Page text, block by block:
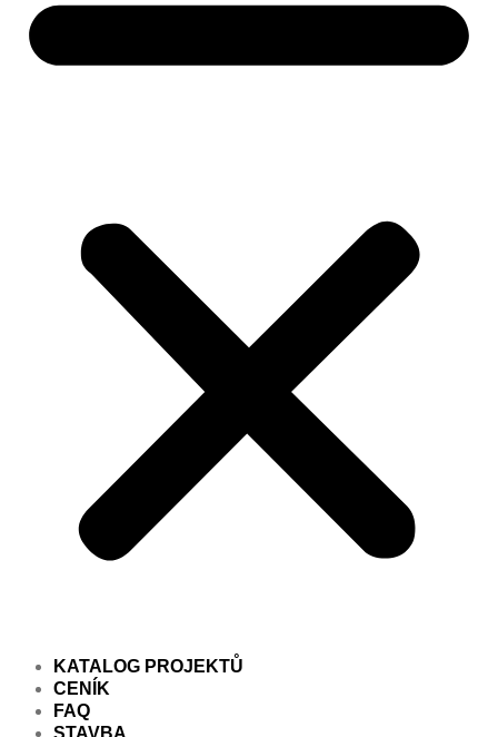
KATALOG PROJEKTŮ
CENÍK
FAQ
STAVBA